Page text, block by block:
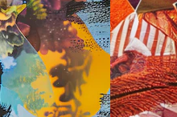
Empresa
Preços
Sobre nós
Reviews
Emprego